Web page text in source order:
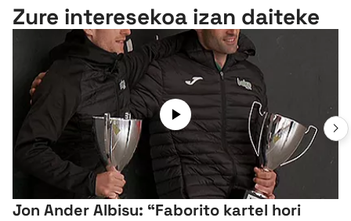
Zure interesekoa izan daiteke
Jon Ander Albisu: “Faborito kartel hori